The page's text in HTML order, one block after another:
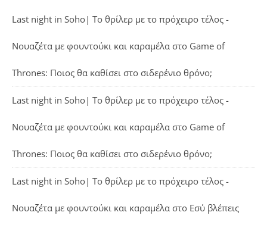
Last night in Soho| Το θρίλερ με το πρόχειρο τέλος -
Νουαζέτα με φουντούκι και καραμέλα στο Game of
Thrones: Ποιος θα καθίσει στο σιδερένιο θρόνο;
Last night in Soho| Το θρίλερ με το πρόχειρο τέλος -
Νουαζέτα με φουντούκι και καραμέλα στο Game of
Thrones: Ποιος θα καθίσει στο σιδερένιο θρόνο;
Last night in Soho| Το θρίλερ με το πρόχειρο τέλος -
Νουαζέτα με φουντούκι και καραμέλα στο Εσύ βλέπεις